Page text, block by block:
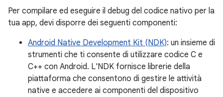
Per compilare ed eseguire il debug del codice nativo per la
tua app, devi disporre dei seguenti componenti:
Android Native Development Kit (NDK): un insieme di
strumenti che ti consente di utilizzare codice C e
C++ con Android. L'NDK fornisce librerie della
piattaforma che consentono di gestire le attività
native e accedere ai componenti del dispositivo